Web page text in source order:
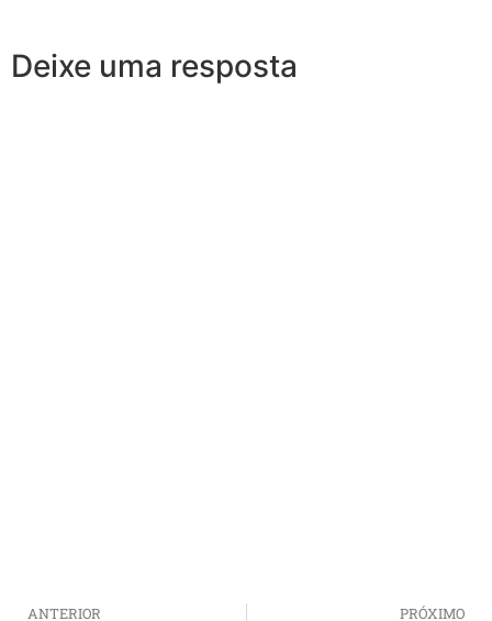
Deixe uma resposta
ANTERIOR PRÓXIMO